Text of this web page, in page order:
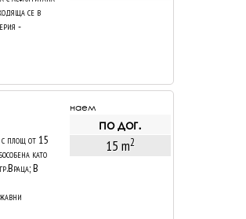
се в
-
площ от 15
като
В
наем
по дог.
15 m2